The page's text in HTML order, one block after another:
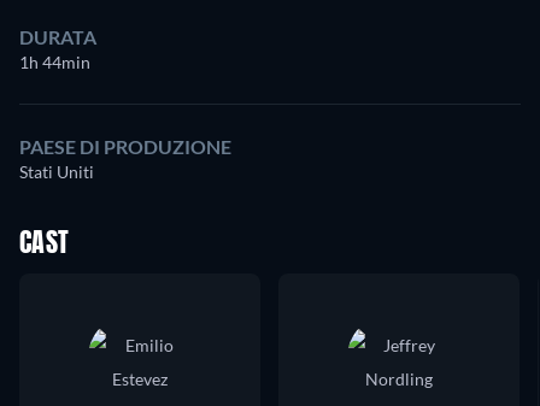
DURATA
1h 44min
PAESE DI PRODUZIONE
Stati Uniti
CAST